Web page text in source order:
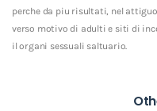
perche da piu risultati, nel
verso motivo di adulti e siti di
il organi sessuali saltuario.